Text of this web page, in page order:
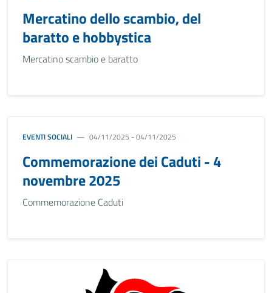
Mercatino dello scambio, del
baratto e hobbystica
Mercatino scambio e baratto
EVENTI SOCIALI 04/11/2025 - 04/11/2025
Commemorazione dei Caduti - 4
novembre 2025
Commemorazione Caduti